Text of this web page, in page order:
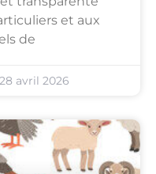
et aux
de
28 avril 2026